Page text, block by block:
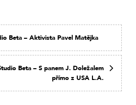
Beta – Aktivista Pavel Matějka
Beta – S panem J. Doležalem
přímo z USA L.A.